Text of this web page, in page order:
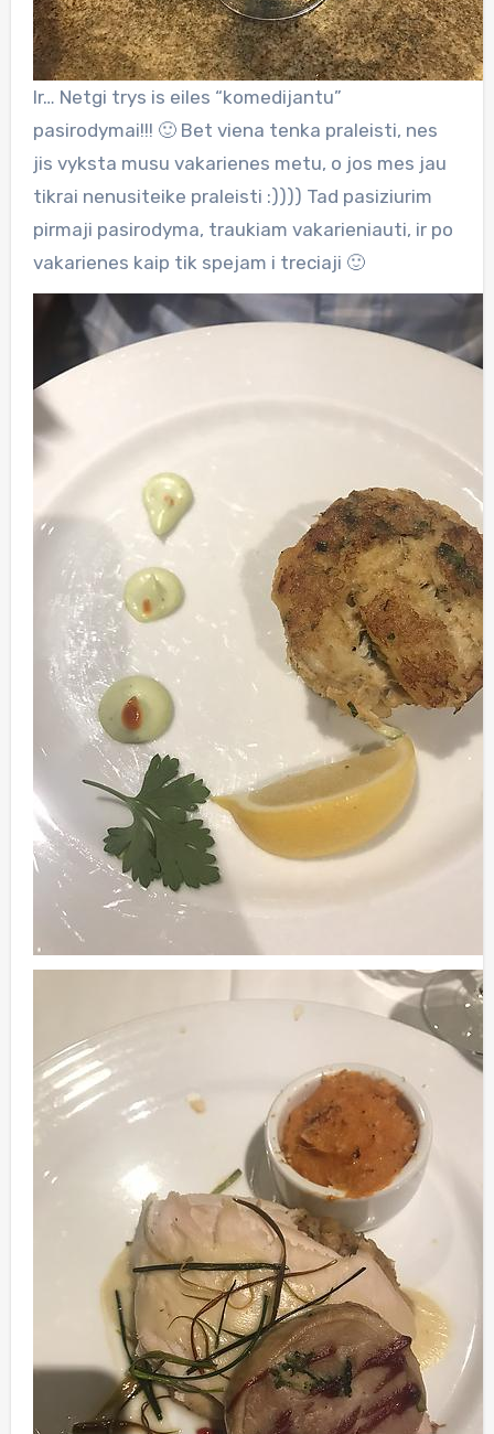
Ir… Netgi trys is eiles “komedijantu”
pasirodymai!!! 🙂 Bet viena tenka praleisti, nes
jis vyksta musu vakarienes metu, o jos mes jau
tikrai nenusiteike praleisti :)))) Tad pasiziurim
pirmaji pasirodyma, traukiam vakarieniauti, ir po
vakarienes kaip tik spejam i treciaji 🙂